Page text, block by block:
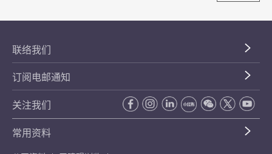
联络我们
订阅电邮通知
关注我们
常用资料